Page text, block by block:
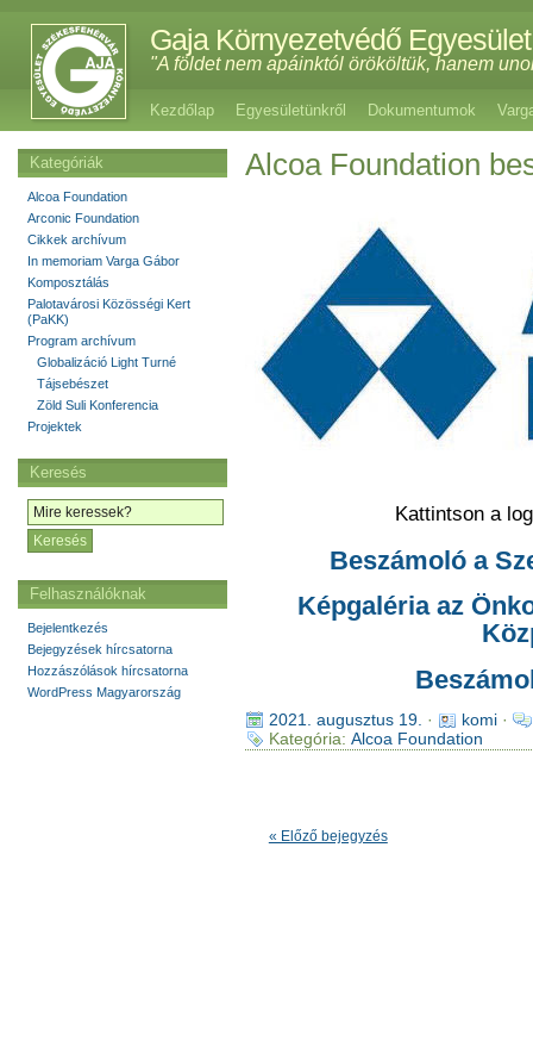
Gaja Környezetvédő Egyesület
"A földet nem apáinktól örököltük, hanem
Kezdőlap Egyesületünkről Dokumentumok
Alcoa Foundation
Kattintson a
Beszámoló a
Képgaléria az
2021. augusztus 19. · komi·
Kategória: Alcoa Foundation
« Előző bejegyzés
Kategóriák
Alcoa Foundation
Arconic Foundation
Cikkek archívum
In memoriam Varga Gábor
Komposztálás
Palotavárosi Közösségi Kert
(PaKK)
Program archívum
Globalizáció Light Turné
Tájsebészet
Zöld Suli Konferencia
Projektek
Keresés
Felhasználóknak
Bejelentkezés
Bejegyzések hírcsatorna
Hozzászólások hírcsatorna
WordPress Magyarország